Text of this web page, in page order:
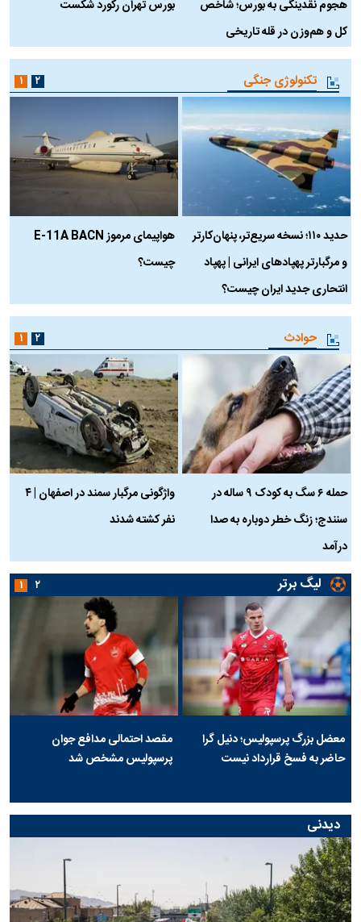
هجوم نقدینگی به بورس؛ شاخص
کل و هم‌وزن در قله تاریخی
بورس تهران رکورد شکست
تکنولوژی جنگی
حدید ۱۱۰؛ نسخه سریع‌تر، پنهان‌کارتر
و مرگبارتر پهپادهای ایرانی | پهپاد
انتحاری جدید ایران چیست؟
هواپیمای مرموز E-11A BACN
چیست؟
۱ ۲
حوادث
حمله ۶ سگ به کودک ۹ ساله در
سنندج؛ زنگ خطر دوباره به صدا
درآمد
واژگونی مرگبار سمند در اصفهان | ۴
نفر کشته شدند
۱ ۲
لیگ برتر
معضل بزرگ پرسپولیس؛ دنیل گرا
حاضر به فسخ قرارداد نیست
مقصد احتمالی مدافع جوان
پرسپولیس مشخص شد
۱ ۲
دیدنی